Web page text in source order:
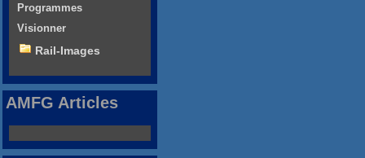
Programmes
Visionner
Rail-Images
AMFG Articles